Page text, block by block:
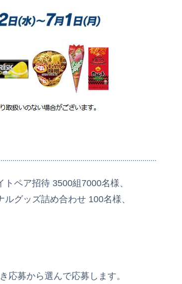
ペア招待 3500組7000名様、
グッズ詰め合わせ 100名様、
応募から選んで応募します。